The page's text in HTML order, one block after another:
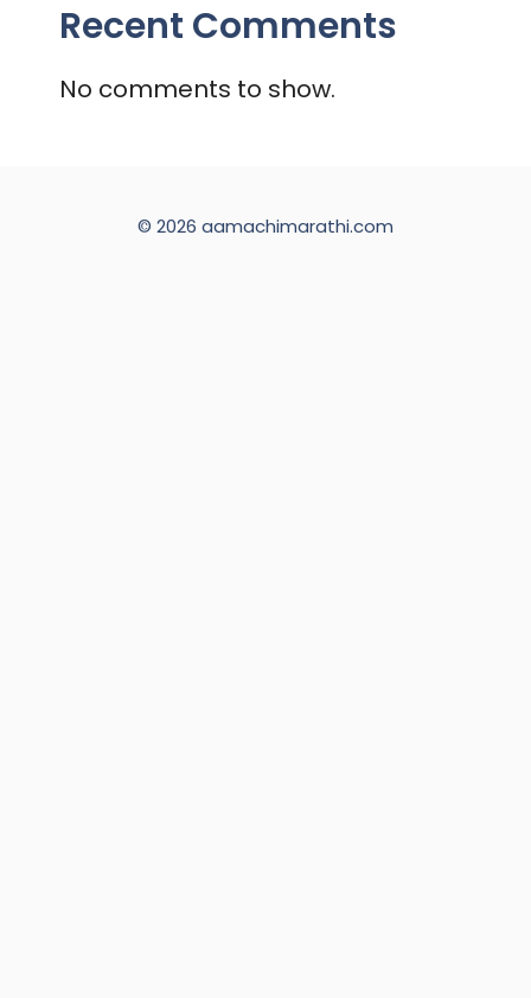
Recent Comments
No comments to show.
© 2026 aamachimarathi.com